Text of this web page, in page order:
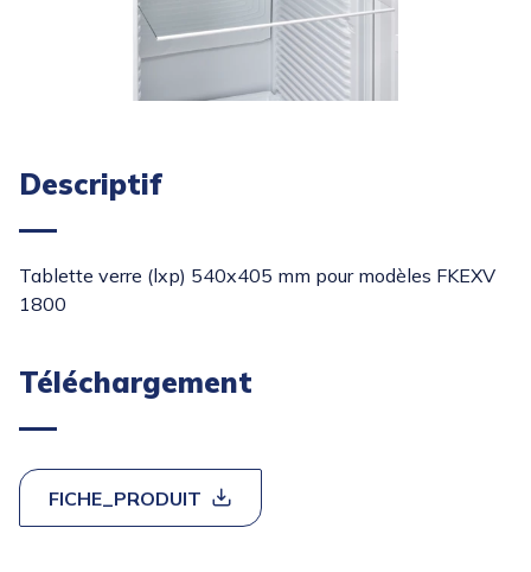
Descriptif
Tablette verre (lxp) 540x405 mm pour modèles FKEXV
1800
Téléchargement
FICHE_PRODUIT